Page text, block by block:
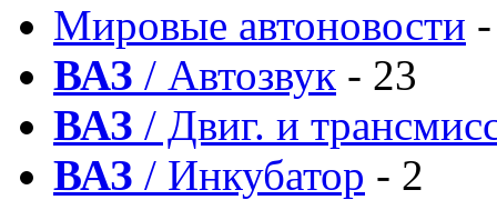
Мировые автоновости
ВАЗ / Автозвук - 23
ВАЗ / Двиг. и
ВАЗ / Инкубатор - 2